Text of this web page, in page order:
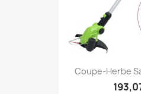
Coupe-Herbe